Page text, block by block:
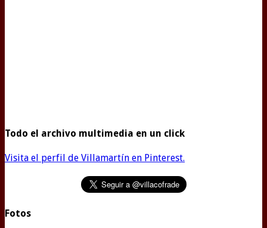
Todo el archivo multimedia en un click
Visita el perfil de Villamartín en Pinterest.
Fotos